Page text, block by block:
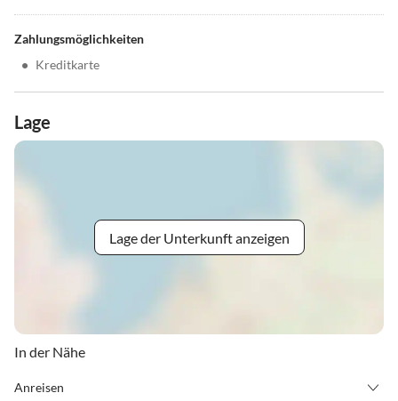
Zahlungsmöglichkeiten
• Kreditkarte
Lage
Lage der Unterkunft anzeigen
In der Nähe
Anreisen